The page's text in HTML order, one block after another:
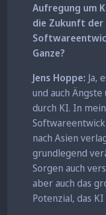
Aufregung um
die Zukunft
Ganze?
Jens Hoppe: Ja,
und auch
durch KI. In
nach Asien
grundlegend
Sorgen auch
aber auch das
Potenzial, das